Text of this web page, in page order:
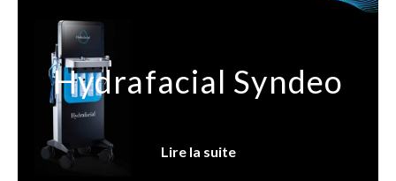
Hydrafacial Syndeo
Lire la suite